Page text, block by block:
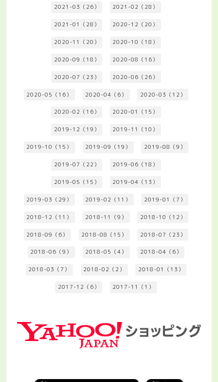
2021-03（26） 2021-02（28）
2021-01（28） 2020-12（20）
2020-11（20） 2020-10（18）
2020-09（18） 2020-08（16）
2020-07（23） 2020-06（26）
2020-05（16） 2020-04（6） 2020-03（12）
2020-02（16） 2020-01（15）
2019-12（19） 2019-11（10）
2019-10（15） 2019-09（19） 2019-08（9）
2019-07（22） 2019-06（18）
2019-05（15） 2019-04（13）
2019-03（29） 2019-02（11） 2019-01（7）
2018-12（11） 2018-11（9） 2018-10（12）
2018-09（6） 2018-08（15） 2018-07（23）
2018-06（9） 2018-05（4） 2018-04（6）
2018-03（7） 2018-02（2） 2018-01（13）
2017-12（6） 2017-11（1）